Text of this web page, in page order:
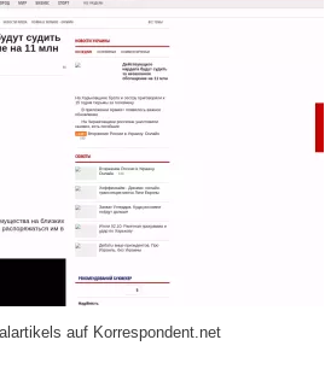
auf Korrespondent.net